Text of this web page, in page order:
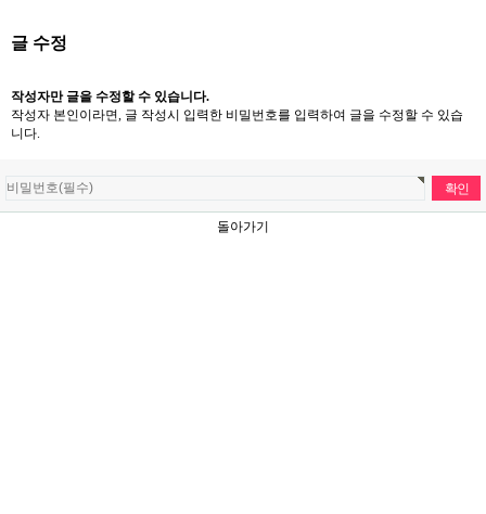
글 수정
작성자만 글을 수정할 수 있습니다.
작성자 본인이라면, 글 작성시 입력한 비밀번호를 입력하여 글을 수정할 수 있습
니다.
돌아가기